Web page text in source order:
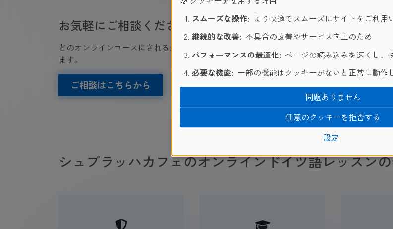
お気軽にご相談ください
どのオンラインコースにされるか悩まれている方は、ぜひ一度ご要望をお聞かせください。
ます。
ご相談はこちらから
シュプラッハカフェのオンラインドイツ語レッスン
スムーズな操作: より快適でスムーズにサイトをご利用
継続的な改善: 不具合の改善やサービス向上のため
パフォーマンスの最適化: ページの読み込みを速くし、
必要な機能: 一部の機能はクッキーがないと正常に動作
設定
任意のクッキーを拒否する
問題ありません